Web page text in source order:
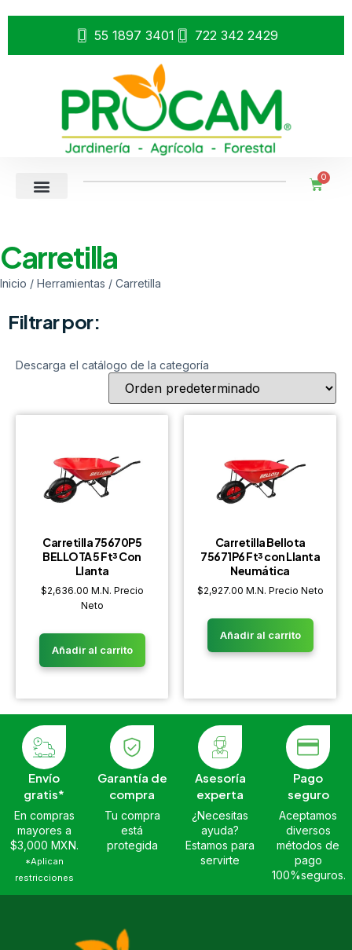
55 1897 3401 722 342 2429
0
Carretilla
Inicio / Herramientas / Carretilla
Filtrar por:
Descarga el catálogo de la categoría
Carretilla 75670P5
BELLOTA 5 Ft³ Con
Llanta
$2,636.00 M.N. Precio
Neto
Añadir al carrito
Carretilla Bellota
75671P6 Ft³ con Llanta
Neumática
$2,927.00 M.N. Precio Neto
Añadir al carrito
Envío
gratis*
En compras
mayores a
$3,000 MXN.
*Aplican
restricciones
Garantía de
compra
Tu compra
está
protegida
Asesoría
experta
¿Necesitas
ayuda?
Estamos para
servirte
Pago
seguro
Aceptamos
diversos
métodos de
pago
100%seguros.